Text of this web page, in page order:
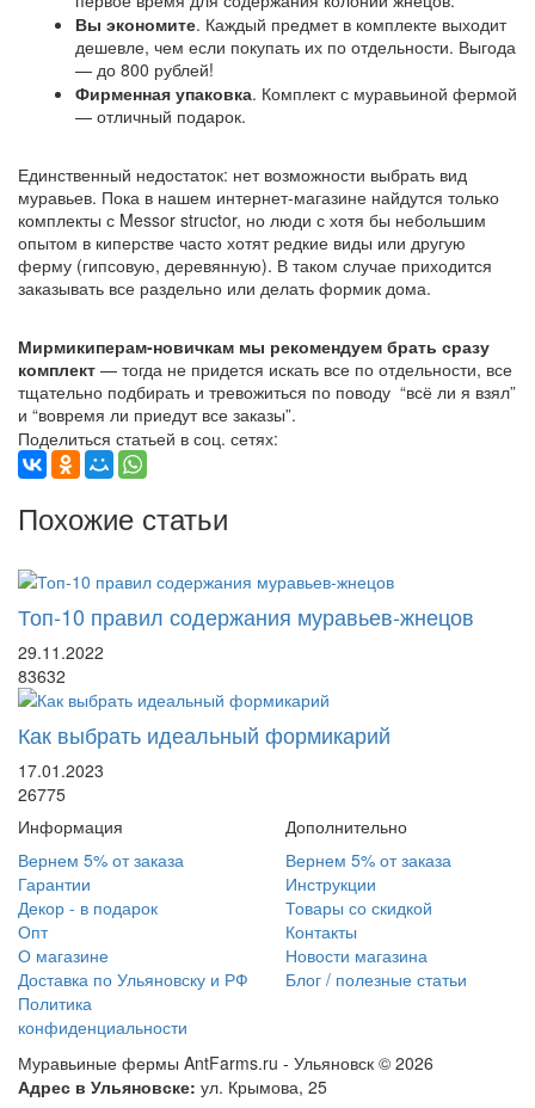
Вы экономите. Каждый предмет в комплекте выходит
дешевле, чем если покупать их по отдельности. Выгода
— до 800 рублей!
Фирменная упаковка. Комплект с муравьиной фермой
— отличный подарок.
Единственный недостаток: нет возможности выбрать вид
муравьев. Пока в нашем интернет-магазине найдутся только
комплекты с Messor structor, но люди с хотя бы небольшим
опытом в киперстве часто хотят редкие виды или другую
ферму (гипсовую, деревянную). В таком случае приходится
заказывать все раздельно или делать формик дома.
Мирмикиперам-новичкам мы рекомендуем брать сразу
комплект — тогда не придется искать все по отдельности, все
тщательно подбирать и тревожиться по поводу “всё ли я взял”
и “вовремя ли приедут все заказы”.
Поделиться статьей в соц. сетях:
Похожие статьи
Топ-10 правил содержания муравьев-жнецов
29.11.2022
83632
Как выбрать идеальный формикарий
17.01.2023
26775
Информация
Вернем 5% от заказа
Гарантии
Декор - в подарок
Опт
О магазине
Доставка по Ульяновску и РФ
Политика
конфиденциальности
Дополнительно
Вернем 5% от заказа
Инструкции
Товары со скидкой
Контакты
Новости магазина
Блог / полезные статьи
Муравьиные фермы AntFarms.ru - Ульяновск © 2026
Адрес в Ульяновске: ул. Крымова, 25